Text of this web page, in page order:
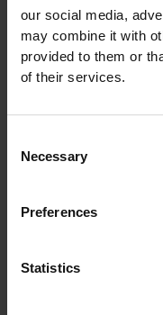
our social media,
may combine it with
provided to them or
of their services.
Selection
Necessary
Preferences
Statistics
HOW-TO
nachhaltig ins Ausland?
Weiterlesen